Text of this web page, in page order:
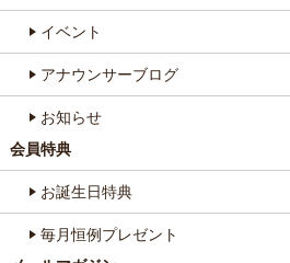
イベント
アナウンサーブログ
お知らせ
会員特典
お誕生日特典
毎月恒例プレゼント